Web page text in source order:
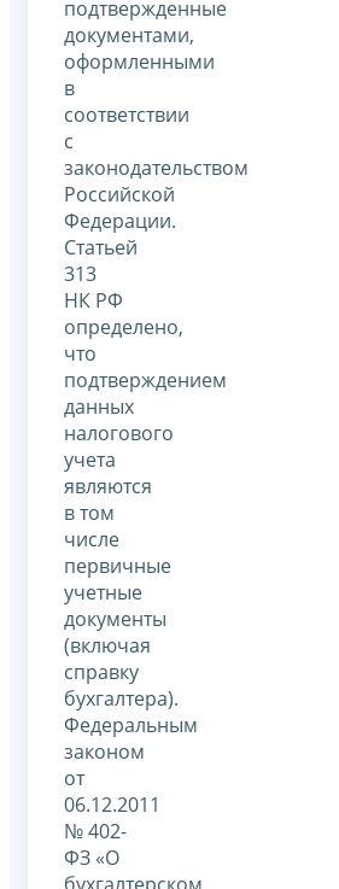
подтвержденные
документами,
оформленными
в
соответствии
с
законодательством
Российской
Федерации.
Статьей
313
НК РФ
определено,
что
подтверждением
данных
налогового
учета
являются
в том
числе
первичные
учетные
документы
(включая
справку
бухгалтера).
Федеральным
законом
от
06.12.2011
№ 402-
ФЗ «О